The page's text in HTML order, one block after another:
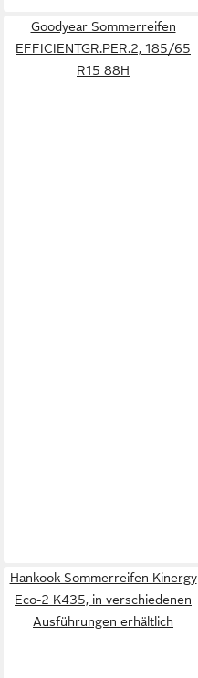
Goodyear Sommerreifen
EFFICIENTGR.PER.2, 185/65
R15 88H
Hankook Sommerreifen Kinergy
Eco-2 K435, in verschiedenen
Ausführungen erhältlich